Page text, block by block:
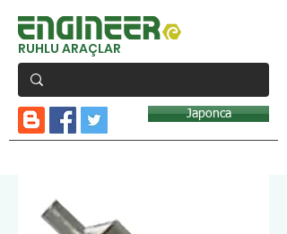
RUHLU ARAÇLAR
Japonca